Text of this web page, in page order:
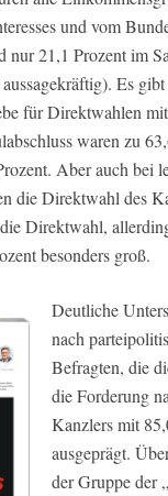
und vom
21,1 Prozent im
Es
für Direktwahlen
waren zu
Aber auch bei
die Direktwahl des
Direktwahl,
besonders groß.
Deutliche
nach
Befragten, die
die Forderung
Kanzlers mit
ausgeprägt.
der Gruppe der